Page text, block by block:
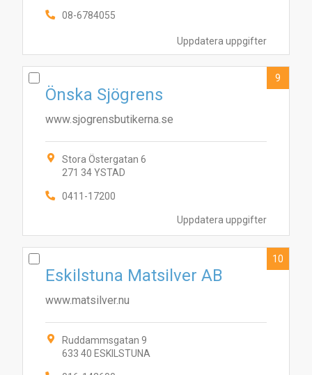
Uppdatera uppgifter
08-6784055
Uppdatera uppgifter
Önska Sjögrens
www.sjogrensbutikerna.se
Stora Östergatan 6
271 34 YSTAD
0411-17200
9
Eskilstuna Matsilver AB
www.matsilver.nu
Ruddammsgatan 9
633 40 ESKILSTUNA
10